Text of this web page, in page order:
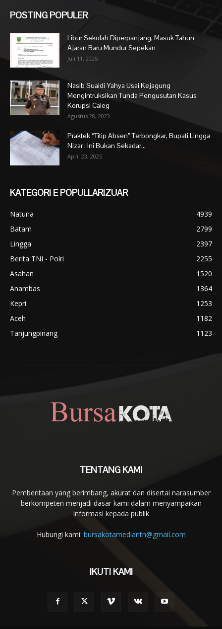
POSTING POPULER
Libur Sekolah Diperpanjang, Masuk Tahun
Ajaran Baru Mundur Sepekan
Juli 11, 2025
Nasib Suaidi Yahya Usai Kejagung
Mengintruksikan Tunda Pengusutan Kasus
Korupsi Caleg
Agustus 28, 2023
Praktek “Titip Absen” Terbongkar, Bupati Lingga
Nizar : Ini Bukan Sekadar...
April 23, 2025
KATEGORI E POPULLARIZUAR
Natuna
4939
Batam
2799
Lingga
2397
Berita TNI - Polri
2255
Asahan
1520
Anambas
1364
Kepri
1253
Aceh
1182
Tanjungpinang
1123
TENTANG KAMI
Pemberitaan yang berimbang, akurat dan disertai narasumber
berkompeten menjadi dasar kami dalam menyampaikan
informasi kepada publik
Hubungi kami: bursakotamediantn@gmail.com
IKUTI KAMI